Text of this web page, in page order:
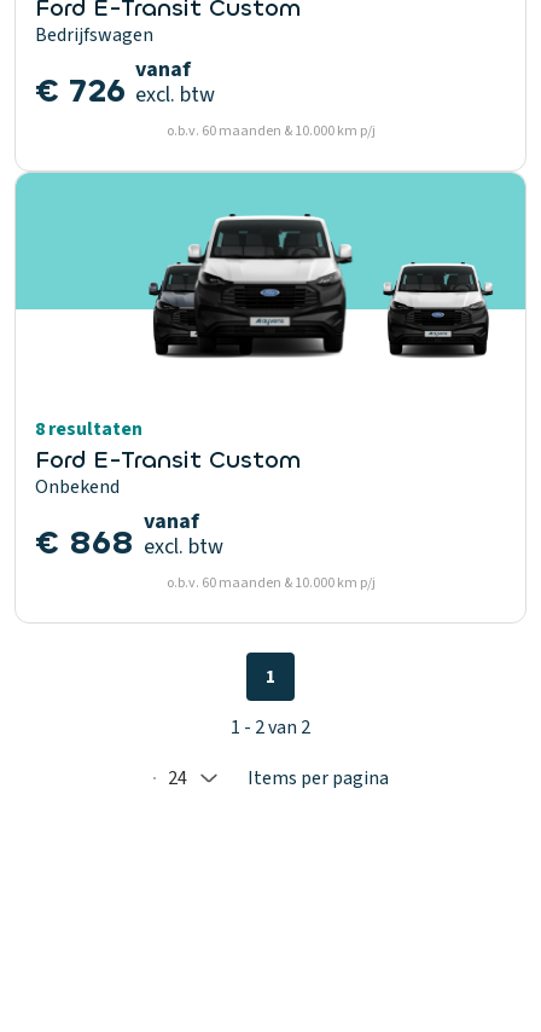
Ford E-Transit Custom
Bedrijfswagen
€ 726 vanaf
excl. btw
o.b.v. 60 maanden & 10.000 km p/j
8 resultaten
Ford E-Transit Custom
Onbekend
€ 868 vanaf
excl. btw
o.b.v. 60 maanden & 10.000 km p/j
Selected: 24
24 Items per pagina
1
1 - 2 van 2